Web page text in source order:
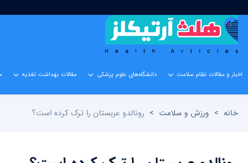
اخبار و مقالات نظام سلامت دانشگاه‌های علوم پزشکی مقالات بهداشت تغذیه
خانه > ورزش و سلامت > رونالدو عربستان را ترک کرده است؟